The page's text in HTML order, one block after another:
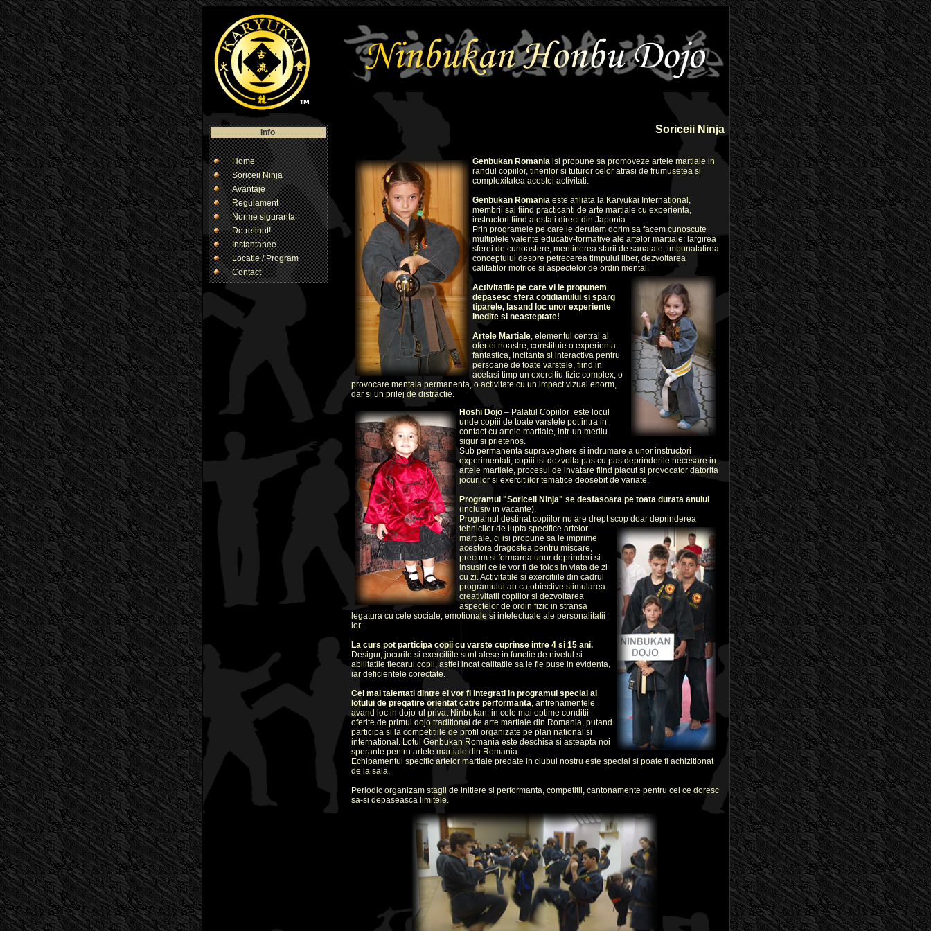
Info
Home
Soriceii Ninja
Avantaje
Regulament
Norme siguranta
De retinut!
Instantanee
Locatie / Program
Contact
Soriceii Ninja
Genbukan Romaniaisi propune sa promoveze artele martiale in
randul copiilor, tinerilor si tuturor celor atrasi de frumusetea si
complexitatea acestei activitati.
Genbukan Romaniaeste afiliata la Karyukai International,
membrii sai fiind practicanti de arte martiale cu experienta,
instructori fiind atestati direct din Japonia.
Prin programele pe care le derulam dorim sa facem cunoscute
multiplele valente educativ-formative ale artelor martiale: largirea
sferei de cunoastere, mentinerea starii de sanatate, imbunatatirea
conceptului despre petrecerea timpului liber, dezvoltarea
calitatilor motrice si aspectelor de ordin mental.
Activitatile pe care vi le propunem
depasesc sfera cotidianului si sparg
tiparele, lasand loc unor experiente
inedite si neasteptate!
Artele Martiale, elementul central al
ofertei noastre, constituie o experienta
fantastica, incitanta si interactiva pentru
persoane de toate varstele, fiind in
acelasi timp un exercitiu fizic complex, o
provocare mentala permanenta, o activitate cu un impact vizual enorm,
dar si un prilej de distractie.
Hoshi Dojo – Palatul Copiilor este locul
unde copiii de toate varstele pot intra in
contact cu artele martiale, intr-un mediu
sigur si prietenos.
Sub permanenta supraveghere si indrumare a unor instructori
experimentati, copiii isi dezvolta pas cu pas deprinderile necesare in
artele martiale, procesul de invatare fiind placut si provocator datorita
jocurilor si exercitiilor tematice deosebit de variate.
Programul "Soriceii Ninja" se desfasoara pe toata durata anului
(inclusiv in vacante).
Programul destinat copiilor nu are drept scop doar deprinderea
tehnicilor de lupta specifice artelor
martiale, ci isi propune sa le imprime
acestora dragostea pentru miscare,
precum si formarea unor deprinderi si
insusiri ce le vor fi de folos in viata de zi
cu zi. Activitatile si exercitiile din cadrul
programului au ca obiective stimularea
creativitatii copiilor si dezvoltarea
aspectelor de ordin fizic in stransa
legatura cu cele sociale, emotionale si intelectuale ale personalitatii
lor.
La curs pot participa copii cu varste cuprinse intre 4 si 15 ani.
Desigur, jocurile si exercitiile sunt alese in functie de nivelul si
abilitatile fiecarui copil, astfel incat calitatile sa le fie puse in evidenta,
iar deficientele corectate.
Cei mai talentati dintre ei vor fi integrati in programul special al
lotului de pregatire orientat catre performanta, antrenamentele
avand loc in dojo-ul privat Ninbukan, in cele mai optime conditii
oferite de primul dojo traditional de arte martiale din Romania, putand
participa si la competitiile de profil organizate pe plan national si
international. Lotul Genbukan Romania este deschisa si asteapta noi
sperante pentru artele martiale din Romania.
Echipamentul specific artelor martiale predate in clubul nostru este special si poate fi achizitionat
de la sala.
Periodic organizam stagii de initiere si performanta, competitii, cantonamente pentru cei ce doresc
sa-si depaseasca limitele.